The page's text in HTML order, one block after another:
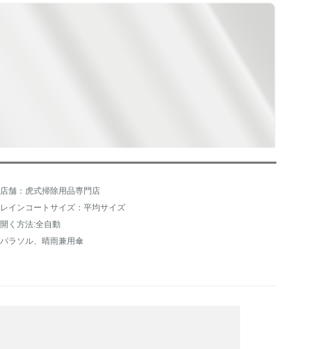
店舗：虎式掃除用品専門店
レインコートサイズ：平均サイズ
開く方法:全自動
パラソル、晴雨兼用傘